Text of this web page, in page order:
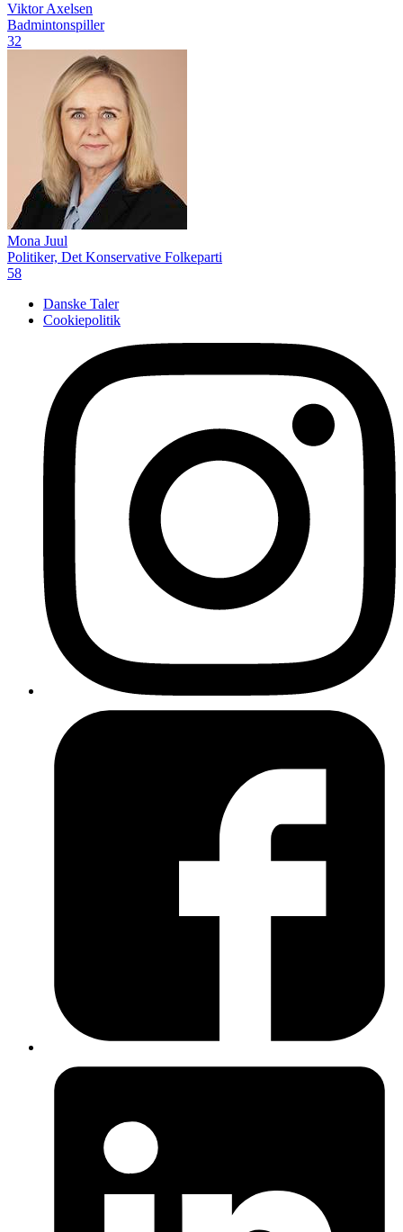
Viktor Axelsen
Badmintonspiller
32
Mona Juul
Politiker, Det Konservative Folkeparti
58
Danske Taler
Cookiepolitik